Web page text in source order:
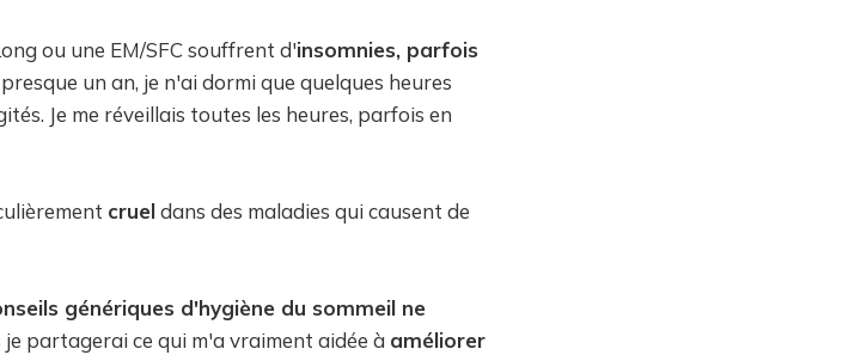
ou une EM/SFC souffrent d'insomnies, parfois
un an, je n'ai dormi que quelques heures
Je me réveillais toutes les heures, parfois en
crueldans des maladies qui causent de
génériques d'hygiène du sommeil ne
je partagerai ce qui m'a vraiment aidée à améliorer